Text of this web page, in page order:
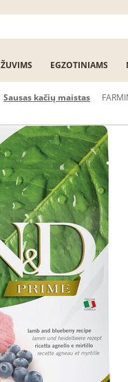
ŽUVIMS EGZOTINIAMS
Sausas kačių maistas